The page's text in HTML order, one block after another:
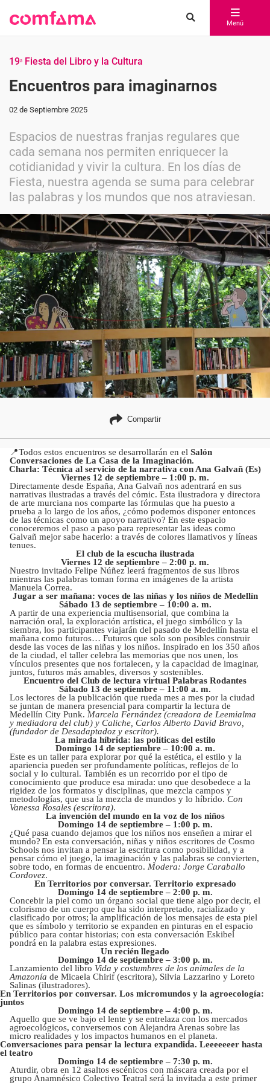
Menú
19ᵃ Fiesta del Libro y la Cultura
Encuentros para imaginarnos
02 de Septiembre 2025
Espacios de nuestras franjas regulares que
cada semana nos permiten enriquecer la
cotidianidad y vivir la cultura. En los días de
Fiesta, nuestra agenda se suma para celebrar
las palabras y los mundos que nos atraviesan.
Compartir
📍Todos estos encuentros se desarrollarán en el Salón
Conversaciones de La Casa de la Imaginación.
Charla: Técnica al servicio de la narrativa con Ana Galvañ (Es)
Viernes 12 de septiembre – 1:00 p. m.
Directamente desde España, Ana Galvañ nos adentrará en sus
narrativas ilustradas a través del cómic. Esta ilustradora y directora
de arte murciana nos comparte las fórmulas que ha puesto a
prueba a lo largo de los años, ¿cómo podemos disponer entonces
de las técnicas como un apoyo narrativo? En este espacio
conoceremos el paso a paso para representar las ideas como
Galvañ mejor sabe hacerlo: a través de colores llamativos y líneas
tenues.
El club de la escucha ilustrada
Viernes 12 de septiembre – 2:00 p. m.
Nuestro invitado Felipe Núñez leerá fragmentos de sus libros
mientras las palabras toman forma en imágenes de la artista
Manuela Correa.
Jugar a ser mañana: voces de las niñas y los niños de Medellín
Sábado 13 de septiembre – 10:00 a. m.
A partir de una experiencia multisensorial, que combina la
narración oral, la exploración artística, el juego simbólico y la
siembra, los participantes viajarán del pasado de Medellín hasta el
mañana como futuros… Futuros que solo son posibles construir
desde las voces de las niñas y los niños. Inspirado en los 350 años
de la ciudad, el taller celebra las memorias que nos unen, los
vínculos presentes que nos fortalecen, y la capacidad de imaginar,
juntos, futuros más amables, diversos y sostenibles.
Encuentro del Club de lectura virtual Palabras Rodantes
Sábado 13 de septiembre – 11:00 a. m.
Los lectores de la publicación que rueda mes a mes por la ciudad
se juntan de manera presencial para compartir la lectura de
Medellín City Punk. Marcela Fernández (creadora de Leemialma
y mediadora del club) y Caliche, Carlos Alberto David Bravo,
(fundador de Desadaptadoz y escritor).
La mirada híbrida: las políticas del estilo
Domingo 14 de septiembre – 10:00 a. m.
Este es un taller para explorar por qué la estética, el estilo y la
apariencia pueden ser profundamente políticas, reflejos de lo
social y lo cultural. También es un recorrido por el tipo de
conocimiento que produce esa mirada: uno que desobedece a la
rigidez de los formatos y disciplinas, que mezcla campos y
metodologías, que usa la mezcla de mundos y lo híbrido. Con
Vanessa Rosales (escritora).
La invención del mundo en la voz de los niños
Domingo 14 de septiembre – 1:00 p. m.
¿Qué pasa cuando dejamos que los niños nos enseñen a mirar el
mundo? En esta conversación, niñas y niños escritores de Cosmo
Schools nos invitan a pensar la escritura como posibilidad, y a
pensar cómo el juego, la imaginación y las palabras se convierten,
sobre todo, en formas de encuentro. Modera: Jorge Caraballo
Cordovez.
En Territorios por conversar. Territorio expresado
Domingo 14 de septiembre – 2:00 p. m.
Concebir la piel como un órgano social que tiene algo por decir, el
colorismo de un cuerpo que ha sido interpretado, racializado y
clasificado por otros; la amplificación de los mensajes de esta piel
que es símbolo y territorio se expanden en pinturas en el espacio
público para contar historias; con esta conversación Eskibel
pondrá en la palabra estas expresiones.
Un recién llegado
Domingo 14 de septiembre – 3:00 p. m.
Lanzamiento del libro Vida y costumbres de los animales de la
Amazonía de Micaela Chirif (escritora), Silvia Lazzarino y Loreto
Salinas (ilustradores).
En Territorios por conversar. Los micromundos y la agroecología:
juntos
Domingo 14 de septiembre – 4:00 p. m.
Aquello que se ve bajo el lente y se entrelaza con los mercados
agroecológicos, conversemos con Alejandra Arenas sobre las
micro realidades y los impactos humanos en el planeta.
Conversaciones para pensar la lectura expandida. Leeeeeeer hasta
el teatro
Domingo 14 de septiembre – 7:30 p. m.
Aturdir, obra en 12 asaltos escénicos con máscara creada por el
grupo Anamnésico Colectivo Teatral será la invitada a este primer